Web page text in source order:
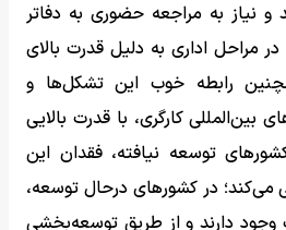
نیاز به مراجعه حضوری به دفاتر
مراحل اداری به دلیل قدرت بالای
رابطه خوب این تشکل‌ها و
بین‌المللی کارگری، با قدرت بالایی
توسعه نیافته، فقدان این
می‌کند؛ در کشورهای درحال توسعه،
دارند و از طریق توسعه‌بخشی